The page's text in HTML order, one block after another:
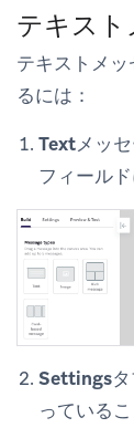
テキスト
テキストメ
るには：
Textメッ
フィール
Settings
っている